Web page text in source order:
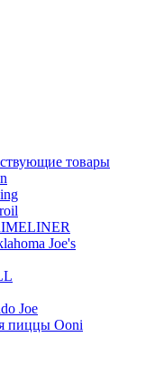
товары
Joe's
Joe
пиццы Ooni